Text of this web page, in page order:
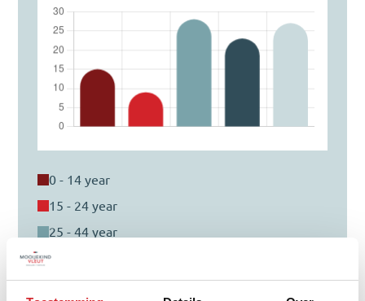
0 - 14 year
15 - 24 year
25 - 44 year
65+ year